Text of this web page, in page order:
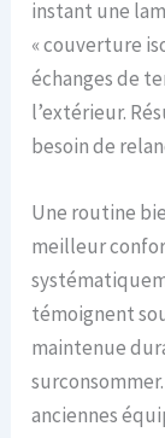
instant une
« couverture
échanges de
l’extérieur.
besoin de
Une routine
meilleur
témoignent
maintenue
anciennes